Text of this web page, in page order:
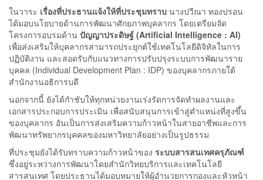
ในวาระ เรื่องที่ประธานแจ้งให้ที่ประชุมทราบ นางปวีณา ทองปรอน
ได้มอบนโยบายด้านการพัฒนาศักยภาพบุคลากร โดยเตรียมจัด
โครงการอบรมด้าน ปัญญาประดิษฐ์ (Artificial Intelligence : AI)
เพื่อส่งเสริมให้บุคลากรสามารถประยุกต์ใช้เทคโนโลยีดิจิทัลในการ
ปฏิบัติงาน และสอดรับกับแนวทางการปรับปรุงระบบการพัฒนาราย
บุคคล (Individual Development Plan : IDP) ของบุคลากรภายใต้
สำนักงานอธิการบดี
นอกจากนี้ ยังได้กำชับให้ทุกหน่วยงานเร่งรัดการจัดทำผลงานและ
เอกสารประกอบการประเมิน เพื่อสนับสนุนการเข้าสู่ตำแหน่งที่สูงขึ้น
ของบุคลากร อันเป็นการส่งเสริมความก้าวหน้าในสายอาชีพและการ
พัฒนาทรัพยากรบุคคลของมหาวิทยาลัยอย่างเป็นรูปธรรม
ที่ประชุมยังได้รับทราบความก้าวหน้าของ ระบบสารสนเทศครุภัณฑ์
ซึ่งอยู่ระหว่างการพัฒนาโดยสำนักวิทยบริการและเทคโนโลยี
สารสนเทศ โดยประธานได้มอบหมายให้ผู้อำนวยการกองและหัวหน้า